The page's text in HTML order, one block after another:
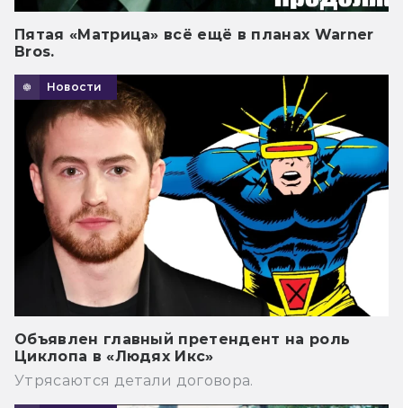
Пятая «Матрица» всё ещё в планах Warner
Bros.
Новости
Объявлен главный претендент на роль
Циклопа в «Людях Икс»
Утрясаются детали договора.